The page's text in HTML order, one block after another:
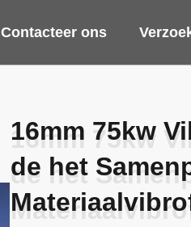
Contacteer ons
16mm 75kw
de het
16mm 75kw
de het